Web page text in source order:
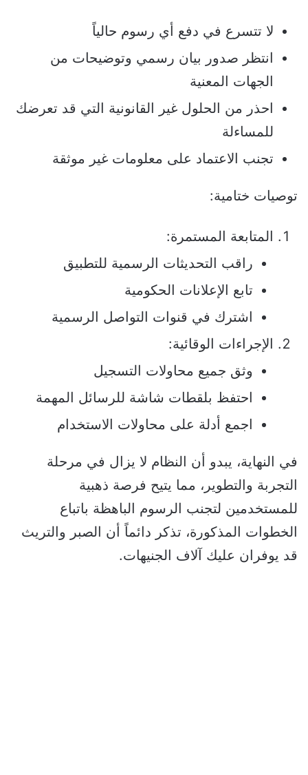
لا تتسرع في دفع أي رسوم حالياً
انتظر صدور بيان رسمي وتوضيحات من
الجهات المعنية
احذر من الحلول غير القانونية التي قد تعرضك
للمساءلة
تجنب الاعتماد على معلومات غير موثقة
توصيات ختامية:
المتابعة المستمرة:
راقب التحديثات الرسمية للتطبيق
تابع الإعلانات الحكومية
اشترك في قنوات التواصل الرسمية
الإجراءات الوقائية:
وثق جميع محاولات التسجيل
احتفظ بلقطات شاشة للرسائل المهمة
اجمع أدلة على محاولات الاستخدام
في النهاية، يبدو أن النظام لا يزال في مرحلة
التجربة والتطوير، مما يتيح فرصة ذهبية
للمستخدمين لتجنب الرسوم الباهظة باتباع
الخطوات المذكورة، تذكر دائماً أن الصبر والتريث
قد يوفران عليك آلاف الجنيهات.